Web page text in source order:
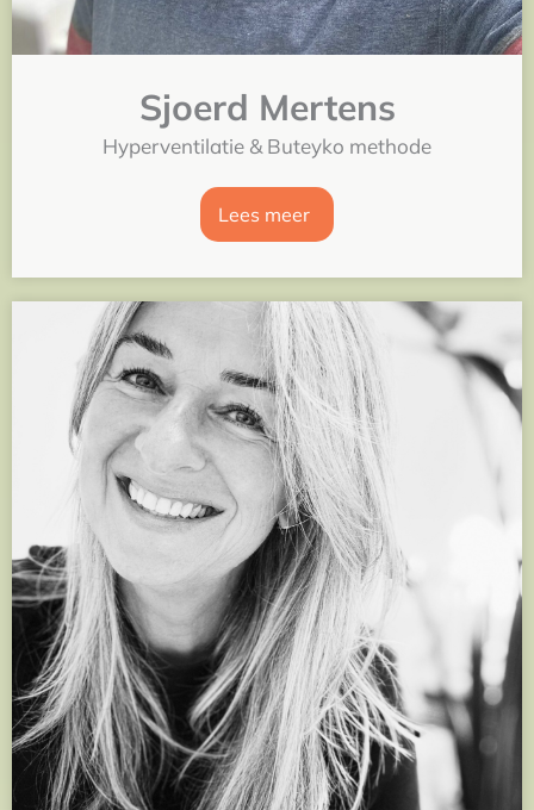
Sjoerd Mertens
Hyperventilatie & Buteyko methode
Lees meer